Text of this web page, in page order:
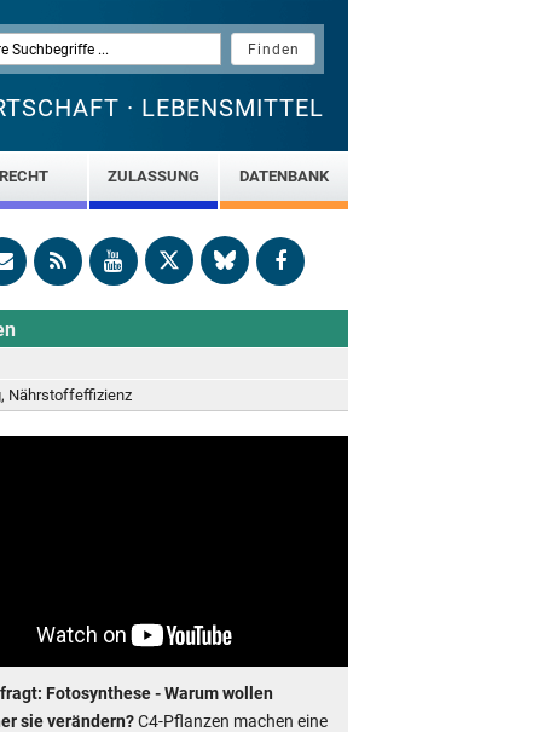
· LEBENSMITTEL
RECHT ZULASSUNG DATENBANK
Nährstoffeffizienz
Fotosynthese - Warum wollen
sie verändern?C4-Pflanzen machen eine